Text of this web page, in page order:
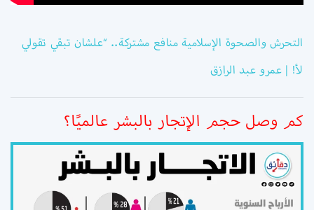
التحرش والصحوة الإسلامية منافع مشتركة.. “علشان تبقي تقولي
لأ! | عمرو عبد الرازق
كم وصل حجم الإتجار بالبشر عالميًا؟